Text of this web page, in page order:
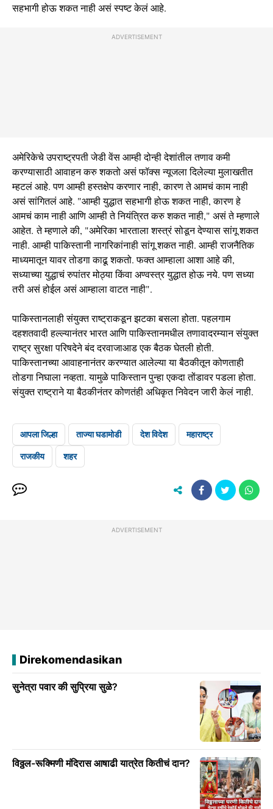
सहभागी होऊ शकत नाही असं स्पष्ट केलं आहे.
ADVERTISEMENT
अमेरिकेचे उपराष्ट्रपती जेडी वेंस आम्ही दोन्ही देशांतील तणाव कमी
करण्यासाठी आवाहन करु शकतो असं फॉक्स न्यूजला दिलेल्या मुलाखतीत
म्हटलं आहे. पण आम्ही हस्तक्षेप करणार नाही, कारण ते आमचं काम नाही
असं सांगितलं आहे. "आम्ही युद्धात सहभागी होऊ शकत नाही, कारण हे
आमचं काम नाही आणि आम्ही ते नियंत्रित करु शकत नाही," असं ते म्हणाले
आहेत. ते म्हणाले की, "अमेरिका भारताला शस्त्रं सोडून देण्यास सांगू शकत
नाही. आम्ही पाकिस्तानी नागरिकांनाही सांगू शकत नाही. आम्ही राजनैतिक
माध्यमातून यावर तोडगा काढू शकतो. फक्त आम्हाला आशा आहे की,
सध्याच्या युद्धाचं रुपांतर मोठ्या किंवा अण्वस्त्र युद्धात होऊ नये. पण सध्या
तरी असं होईल असं आम्हाला वाटत नाही".
पाकिस्तानलाही संयुक्त राष्ट्राकडून झटका बसला होता. पहलगाम
दहशतवादी हल्ल्यानंतर भारत आणि पाकिस्तानमधील तणावादरम्यान संयुक्त
राष्ट्र सुरक्षा परिषदेने बंद दरवाजाआड एक बैठक घेतली होती.
पाकिस्तानच्या आवाहनानंतर करण्यात आलेल्या या बैठकीतून कोणताही
तोडगा निघाला नव्हता. यामुळे पाकिस्तान पुन्हा एकदा तोंडावर पडला होता.
संयुक्त राष्ट्राने या बैठकीनंतर कोणतंही अधिकृत निवेदन जारी केलं नाही.
आपला जिल्हा ताज्या घडामोडी देश विदेश महाराष्ट्र
राजकीय शहर
ADVERTISEMENT
Direkomendasikan
सुनेत्रा पवार की सुप्रिया सुळे?
विठ्ठल-रूक्मिणी मंदिरास आषाढी यात्रेत कितीचं दान?